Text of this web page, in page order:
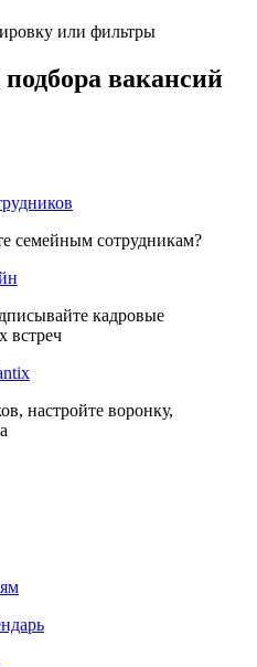
или фильтры
вакансий
семейным сотрудникам?
кадровые
встреч
настройте воронку,